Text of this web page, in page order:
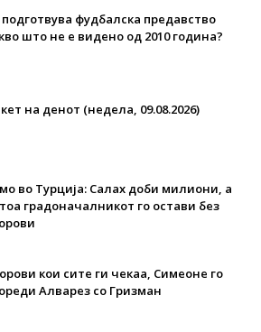
подготвува фудбалска предавство
што не е видено од 2010 година?
на денот (недела, 09.08.2026)
во Турција: Салах доби милиони, а
градоначалникот го остави без
кои сите ги чекаа, Симеоне го
Алварез со Гризман